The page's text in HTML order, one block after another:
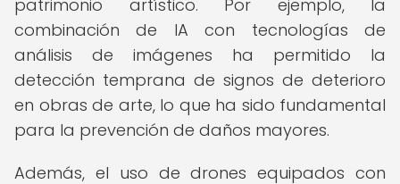
patrimonio artístico. Por ejemplo, la
combinación de IA con tecnologías de
análisis de imágenes ha permitido la
detección temprana de signos de deterioro
en obras de arte, lo que ha sido fundamental
para la prevención de daños mayores.
Además, el uso de drones equipados con